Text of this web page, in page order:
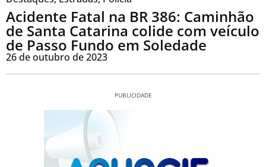
Acidente Fatal na BR 386: Caminhão
de Santa Catarina colide com veículo
de Passo Fundo em Soledade
26 de outubro de 2023
PUBLICIDADE